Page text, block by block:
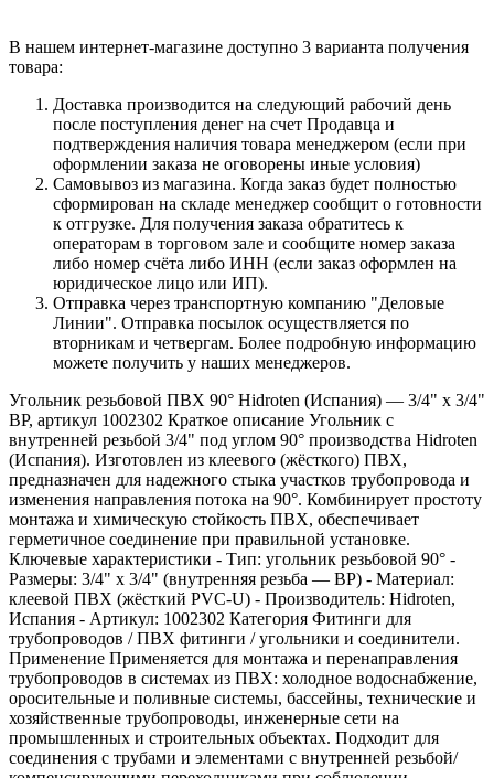
В нашем интернет-магазине доступно 3 варианта получения
товара:
Доставка производится на следующий рабочий день
после поступления денег на счет Продавца и
подтверждения наличия товара менеджером (если при
оформлении заказа не оговорены иные условия)
Самовывоз из магазина. Когда заказ будет полностью
сформирован на складе менеджер сообщит о готовности
к отгрузке. Для получения заказа обратитесь к
операторам в торговом зале и сообщите номер заказа
либо номер счёта либо ИНН (если заказ оформлен на
юридическое лицо или ИП).
Отправка через транспортную компанию "Деловые
Линии". Отправка посылок осуществляется по
вторникам и четвергам. Более подробную информацию
можете получить у наших менеджеров.
Угольник резьбовой ПВХ 90° Hidroten (Испания) — 3/4" х 3/4"
ВР, артикул 1002302 Краткое описание Угольник с
внутренней резьбой 3/4" под углом 90° производства Hidroten
(Испания). Изготовлен из клеевого (жёсткого) ПВХ,
предназначен для надежного стыка участков трубопровода и
изменения направления потока на 90°. Комбинирует простоту
монтажа и химическую стойкость ПВХ, обеспечивает
герметичное соединение при правильной установке.
Ключевые характеристики - Тип: угольник резьбовой 90° -
Размеры: 3/4" x 3/4" (внутренняя резьба — ВР) - Материал:
клеевой ПВХ (жёсткий PVC-U) - Производитель: Hidroten,
Испания - Артикул: 1002302 Категория Фитинги для
трубопроводов / ПВХ фитинги / угольники и соединители.
Применение Применяется для монтажа и перенаправления
трубопроводов в системах из ПВХ: холодное водоснабжение,
оросительные и поливные системы, бассейны, технические и
хозяйственные трубопроводы, инженерные сети на
промышленных и строительных объектах. Подходит для
соединения с трубами и элементами с внутренней резьбой/